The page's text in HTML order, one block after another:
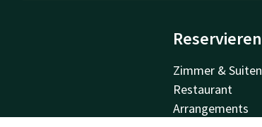
Reservieren
Zimmer & Suiten
Restaurant
Arrangements